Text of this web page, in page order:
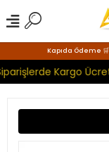
Kapıda Ödeme
Kargo